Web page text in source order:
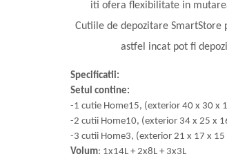
iti ofera flexibilitate in
Cutiile de depozitare
astfel incat pot fi
Specificatii:
Setul contine:
-1 cutie Home15, (exterior 40 x 30 x
-2 cutii Home10, (exterior 34 x 25 x
-3 cutii Home3, (exterior 21 x 17 x
Volum: 1x14L + 2x8L + 3x3L